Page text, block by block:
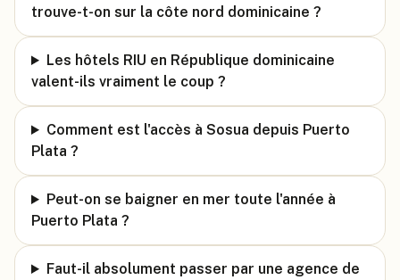
trouve-t-on sur la côte nord dominicaine ?
Les hôtels RIU en République dominicaine
valent-ils vraiment le coup ?
Comment est l'accès à Sosua depuis Puerto
Plata ?
Peut-on se baigner en mer toute l'année à
Puerto Plata ?
Faut-il absolument passer par une agence de